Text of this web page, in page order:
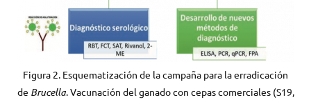
Figura 2. Esquematización de la campaña para la erradicación
de Brucella. Vacunación del ganado con cepas comerciales (S19,